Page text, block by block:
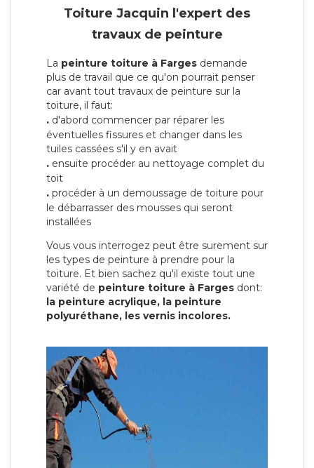
Toiture Jacquin l'expert des
travaux de peinture
La peinture toiture à Farges demande
plus de travail que ce qu'on pourrait penser
car avant tout travaux de peinture sur la
toiture, il faut:
. d'abord commencer par réparer les
éventuelles fissures et changer dans les
tuiles cassées s'il y en avait
. ensuite procéder au nettoyage complet du
toit
. procéder à un demoussage de toiture pour
le débarrasser des mousses qui seront
installées
Vous vous interrogez peut être surement sur
les types de peinture à prendre pour la
toiture. Et bien sachez qu'il existe tout une
variété de peinture toiture à Farges dont:
la peinture acrylique, la peinture
polyuréthane, les vernis incolores.